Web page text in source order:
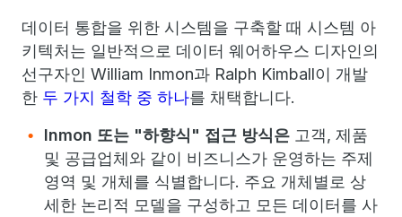
데이터 통합을 위한 시스템을 구축할 때 시스템 아
키텍처는 일반적으로 데이터 웨어하우스 디자인의
선구자인 William Inmon과 Ralph Kimball이 개발
한 두 가지 철학 중 하나를 채택합니다.
Inmon 또는 "하향식" 접근 방식은 고객, 제품
및 공급업체와 같이 비즈니스가 운영하는 주제
영역 및 개체를 식별합니다. 주요 개체별로 상
세한 논리적 모델을 구성하고 모든 데이터를 사